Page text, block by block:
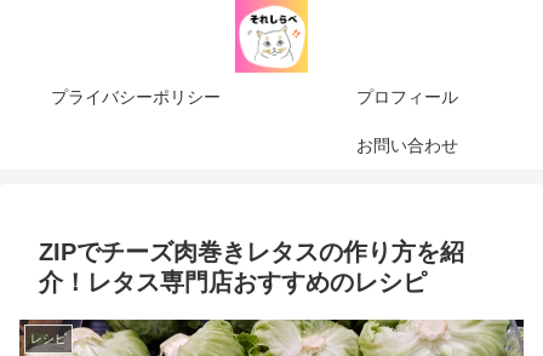
プライバシーポリシー プロフィール
お問い合わせ
ZIPでチーズ肉巻きレタスの作り方を紹
介！レタス専門店おすすめのレシピ
レシピ